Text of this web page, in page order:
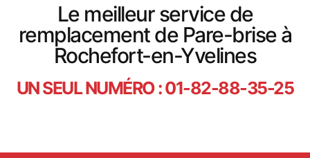
Le meilleur service de
remplacement de Pare-brise à
Rochefort-en-Yvelines
UN SEUL NUMÉRO : 01-82-88-35-25